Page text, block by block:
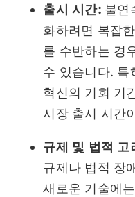
출시 시간:불연
화하려면 복잡
를 수반하는 경
수 있습니다. 특
혁신의 기회 기
시장 출시 시간
규제 및 법적 고
규제나 법적 장
새로운 기술에